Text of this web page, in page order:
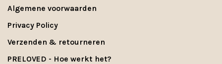
Algemene voorwaarden
Privacy Policy
Verzenden & retourneren
PRELOVED - Hoe werkt het?